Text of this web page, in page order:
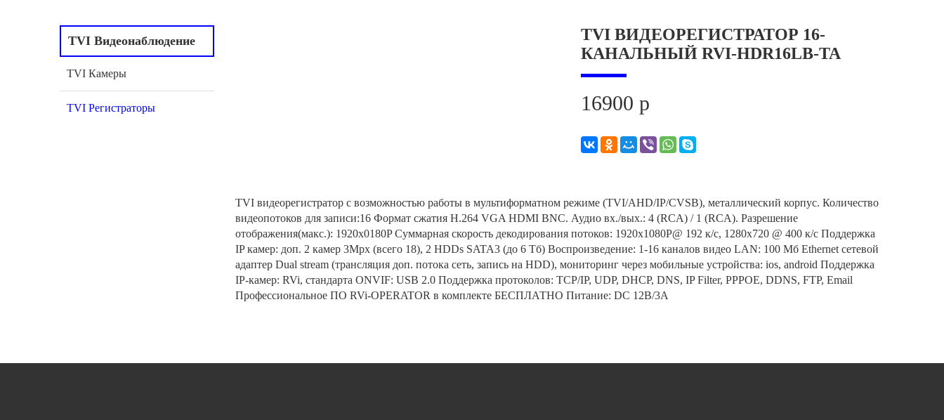
TVI Видеонаблюдение
TVI Камеры
TVI Регистраторы
TVI ВИДЕОРЕГИСТРАТОР 16-
КАНАЛЬНЫЙ RVI-HDR16LB-TA
16900 р
TVI видеорегистратор с возможностью работы в мультиформатном режиме (TVI/AHD/IP/CVSB), металлический корпус. Количество
видеопотоков для записи:16 Формат сжатия Н.264 VGA HDMI BNC. Аудио вх./вых.: 4 (RCA) / 1 (RCA). Разрешение
отображения(макс.): 1920x0180P Суммарная скорость декодирования потоков: 1920x1080P@ 192 к/с, 1280х720 @ 400 к/с Поддержка
IP камер: доп. 2 камер 3Mpx (всего 18), 2 HDDs SATA3 (до 6 Тб) Воспроизведение: 1-16 каналов видео LAN: 100 Мб Ethernet сетевой
адаптер Dual stream (трансляция доп. потока сеть, запись на HDD), мониторинг через мобильные устройства: ios, android Поддержка
IP-камер: RVi, стандарта ONVIF: USB 2.0 Поддержка протоколов: TCP/IP, UDP, DHCP, DNS, IP Filter, PPPOE, DDNS, FTP, Email
Профессиональное ПО RVi-OPERATOR в комплекте БЕСПЛАТНО Питание: DC 12В/3А